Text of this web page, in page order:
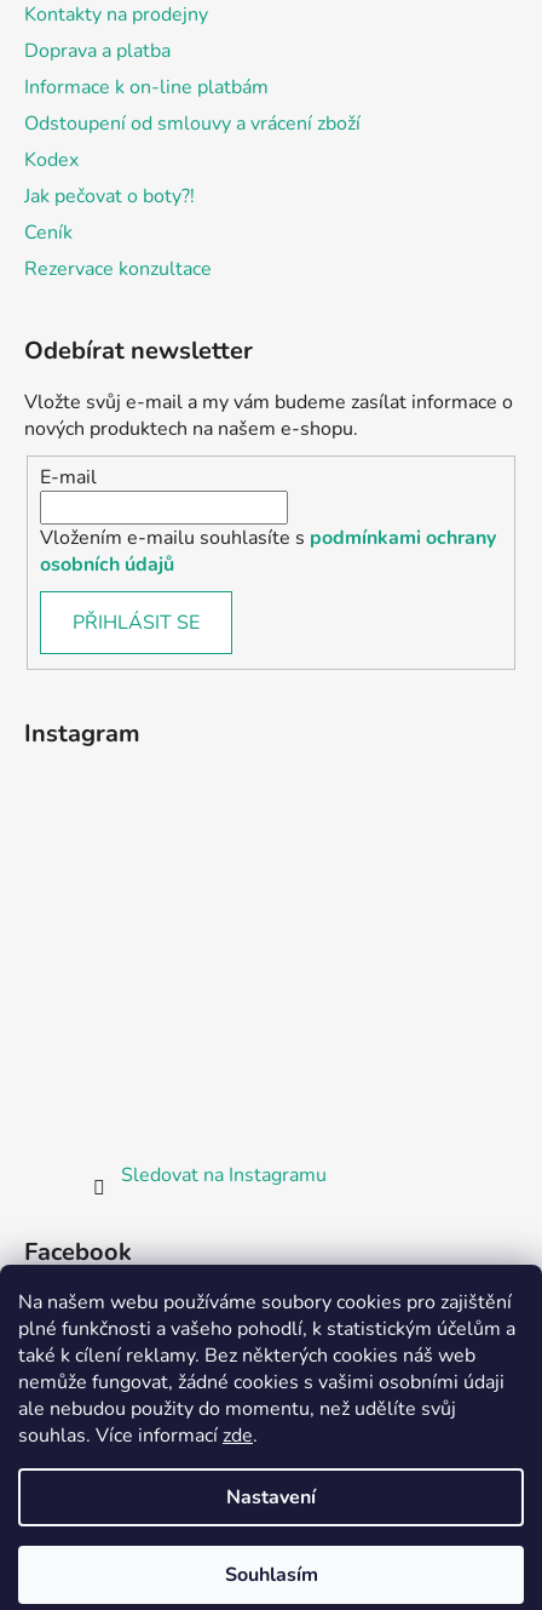
Na našem webu používáme soubory cookies pro zajištění
plné funkčnosti a vašeho pohodlí, k statistickým účelům a
také k cílení reklamy. Bez některých cookies náš web
nemůže fungovat, žádné cookies s vašimi osobními údaji
ale nebudou použity do momentu, než udělíte svůj
souhlas. Více informacízde.
Nastavení
Souhlasím
Kontakty na prodejny
Doprava a platba
Informace k on-line platbám
Odstoupení od smlouvy a vrácení zboží
Kodex
Jak pečovat o boty?!
Ceník
Rezervace konzultace
Odebírat newsletter
Vložte svůj e-mail a my vám budeme zasílat informace o
nových produktech na našem e-shopu.
E-mail
Vložením e-mailu souhlasíte s podmínkami ochrany
osobních údajů
PŘIHLÁSIT SE
Instagram
Sledovat na Instagramu
Facebook
Partnerská prodejna Barefoot Plzeň
Vytvořil Shoptet
Bosorka Plzeň